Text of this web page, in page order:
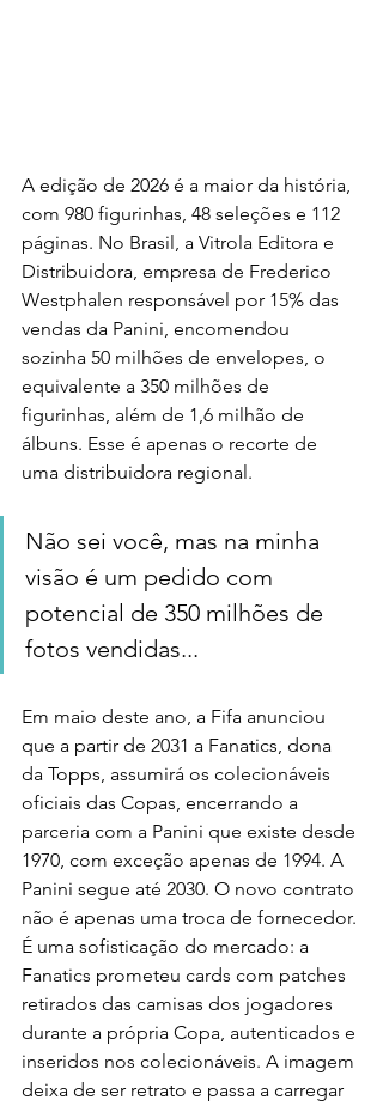
A edição de 2026 é a maior da história,
com 980 figurinhas, 48 seleções e 112
páginas. No Brasil, a Vitrola Editora e
Distribuidora, empresa de Frederico
Westphalen responsável por 15% das
vendas da Panini, encomendou
sozinha 50 milhões de envelopes, o
equivalente a 350 milhões de
figurinhas, além de 1,6 milhão de
álbuns. Esse é apenas o recorte de
uma distribuidora regional.
Não sei você, mas na minha
visão é um pedido com
potencial de 350 milhões de
fotos vendidas...
Em maio deste ano, a Fifa anunciou
que a partir de 2031 a Fanatics, dona
da Topps, assumirá os colecionáveis
oficiais das Copas, encerrando a
parceria com a Panini que existe desde
1970, com exceção apenas de 1994. A
Panini segue até 2030. O novo contrato
não é apenas uma troca de fornecedor.
É uma sofisticação do mercado: a
Fanatics prometeu cards com patches
retirados das camisas dos jogadores
durante a própria Copa, autenticados e
inseridos nos colecionáveis. A imagem
deixa de ser retrato e passa a carregar